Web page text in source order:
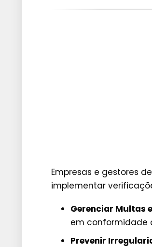
Empresas e gestores
implementar
Gerenciar Multas
em conformidade
Prevenir